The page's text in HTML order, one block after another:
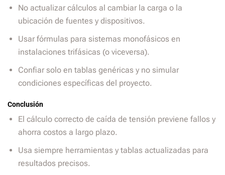
No actualizar cálculos al cambiar la carga o la
ubicación de fuentes y dispositivos.
Usar fórmulas para sistemas monofásicos en
instalaciones trifásicas (o viceversa).
Confiar solo en tablas genéricas y no simular
condiciones específicas del proyecto.
Conclusión
El cálculo correcto de caída de tensión previene fallos y
ahorra costos a largo plazo.
Usa siempre herramientas y tablas actualizadas para
resultados precisos.